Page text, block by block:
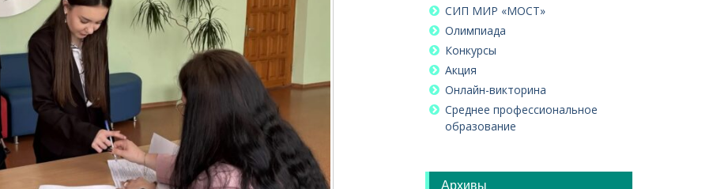
СИП МИР «МОСТ»
Олимпиада
Конкурсы
Акция
Онлайн-викторина
Среднее профессиональное
образование
Архивы